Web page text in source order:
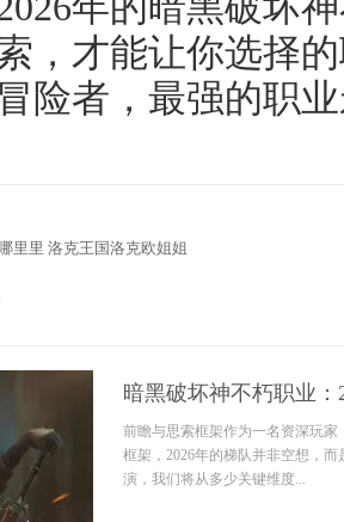
，才能让你选择
险者，最强的职
里里 洛克王国洛克欧姐姐
暗黑破坏神不朽职业：
前瞻与思索框架作为一名资深玩
框架，2026年的梯队并非空想，
演，我们将从多少关键维度...